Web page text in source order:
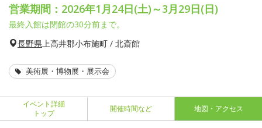
営業期間：2026年1月24日(土)～3月29日(日)
最終入館は閉館の30分前まで。
長野県上高井郡小布施町 / 北斎館
美術展・博物展・展示会
イベント詳細
トップ
開催時間など 地図・アクセス